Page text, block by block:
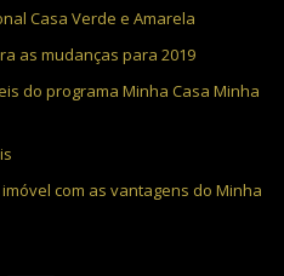
Casa Verde e Amarela
as mudanças para 2019
do programa Minha Casa Minha
com as vantagens do Minha